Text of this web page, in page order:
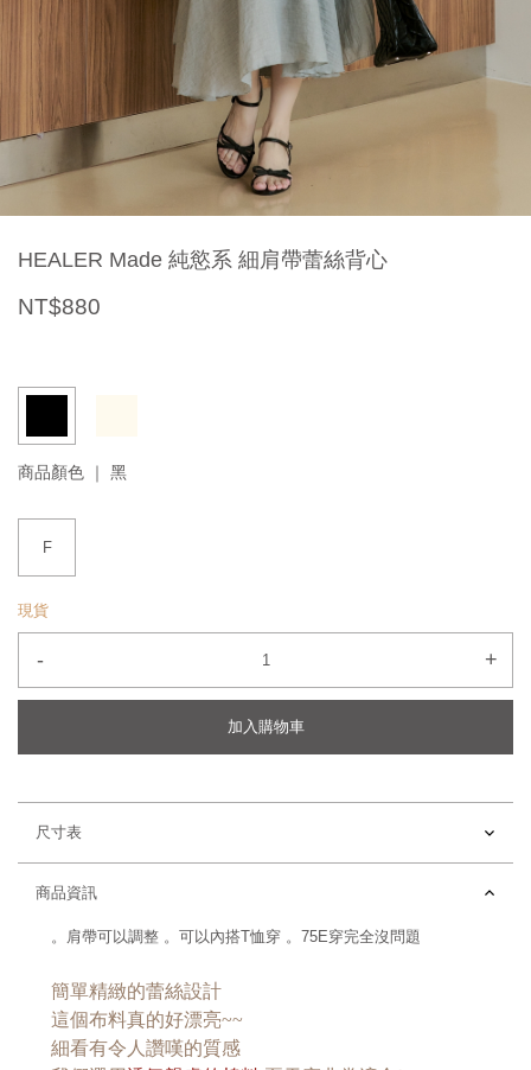
HEALER Made 純慾系 細肩帶蕾絲背心
NT$880
商品顏色 ｜ 黑
F
現貨
- +
加入購物車
尺寸表
商品資訊
。肩帶可以調整 。可以內搭T恤穿 。75E穿完全沒問題
簡單精緻的蕾絲設計
這個布料真的好漂亮~~
細看有令人讚嘆的質感